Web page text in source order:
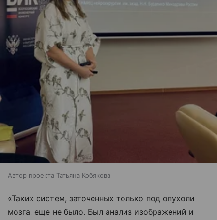
Автор проекта Татьяна Кобякова
«Таких систем, заточенных только под опухоли
мозга, еще не было. Был анализ изображений и